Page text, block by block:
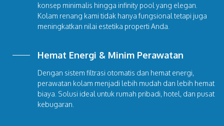
konsep minimalis hingga infinity pool yang elegan.
Kolam renang kami tidak hanya fungsional tetapi juga
meningkatkan nilai estetika properti Anda.
Hemat Energi & Minim Perawatan
Dengan sistem filtrasi otomatis dan hemat energi,
perawatan kolam menjadi lebih mudah dan lebih hemat
biaya. Solusi ideal untuk rumah pribadi, hotel, dan pusat
kebugaran.